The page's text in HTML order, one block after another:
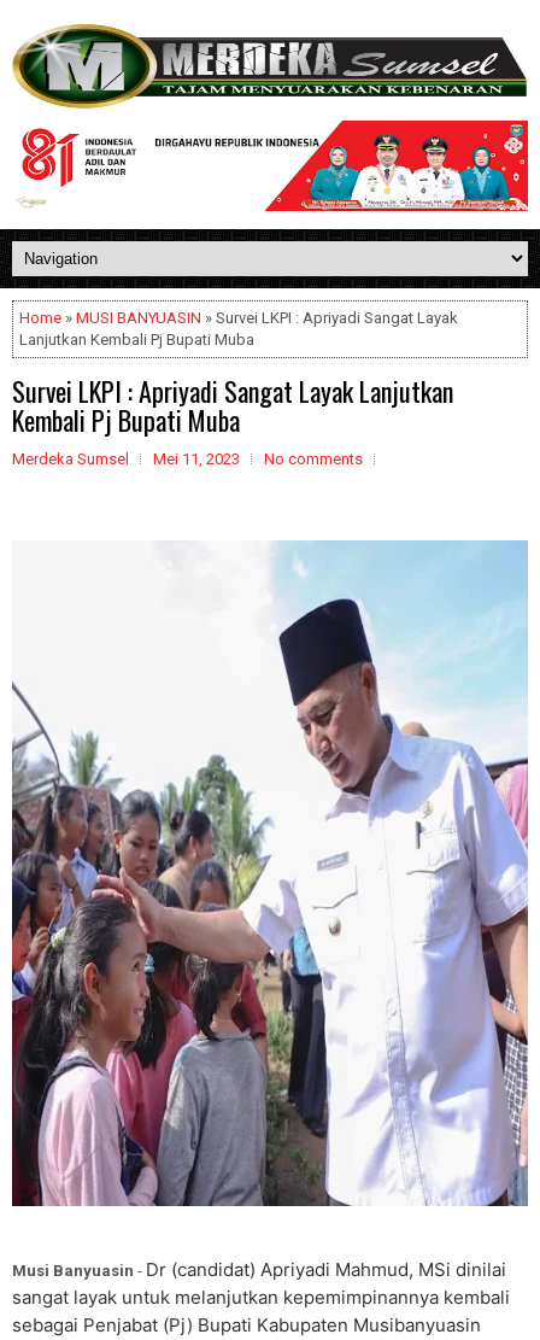
Home » MUSI BANYUASIN » Survei LKPI : Apriyadi Sangat Layak
Lanjutkan Kembali Pj Bupati Muba
Survei LKPI : Apriyadi Sangat Layak Lanjutkan
Kembali Pj Bupati Muba
Merdeka Sumsel Mei 11, 2023 No comments
Musi Banyuasin - Dr (candidat) Apriyadi Mahmud, MSi dinilai
sangat layak untuk melanjutkan kepemimpinannya kembali
sebagai Penjabat (Pj) Bupati Kabupaten Musibanyuasin